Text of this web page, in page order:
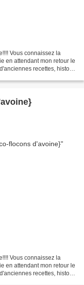
Vous connaissez la
en attendant mon retour le
recettes, histoire
Vous connaissez la
en attendant mon retour le
recettes, histoire